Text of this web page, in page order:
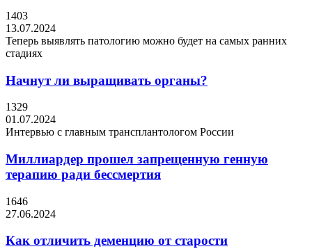
1403
13.07.2024
Теперь выявлять патологию можно будет на самых ранних
стадиях
Начнут ли выращивать органы?
1329
01.07.2024
Интервью с главным трансплантологом России
Миллиардер прошел запрещенную генную
терапию ради бессмертия
1646
27.06.2024
Как отличить деменцию от старости